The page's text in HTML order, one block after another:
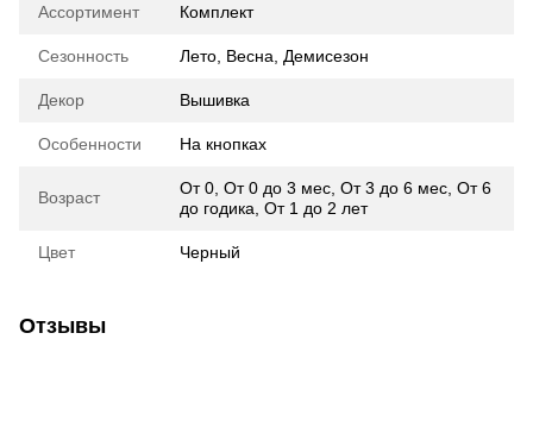
Ассортимент Комплект
Сезонность Лето Весна Демисезон
Декор Вышивка
Особенности На кнопках
Возраст От 0 От 0 до 3 мес От 3 до 6 мес От 6
до годика От 1 до 2 лет
Цвет Черный
Отзывы